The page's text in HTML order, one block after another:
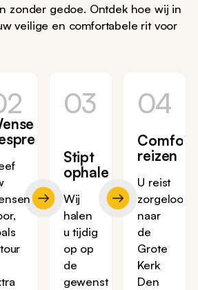
zonder gedoe. Ontdek hoe wij in
veilige en comfortabele rit voor
03
Stipt
ophalen
Wij
halen
u tijdig
op op
de
gewenste
04
reizen
U reist
zorgeloos
naar
de
Grote
Kerk
Den